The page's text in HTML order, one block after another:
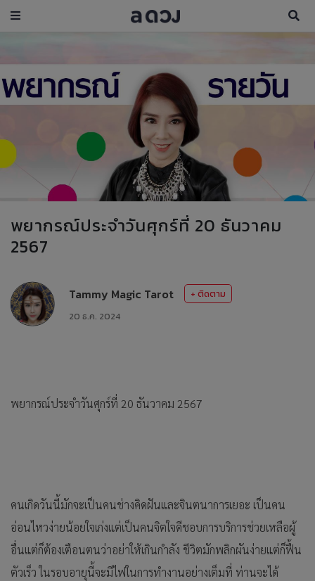
พยากรณ์ประจำวันศุกร์ที่ 20 ธันวาคม
2567
Tammy Magic Tarot
+ ติดตาม
20 ธ.ค. 2024
พยากรณ์ประจำวันศุกร์ที่ 20 ธันวาคม 2567
คนเกิดวันนี้มักจะเป็นคนช่างคิดฝันและจินตนาการเยอะ เป็นคน
อ่อนไหวง่ายน้อยใจเก่งแต่เป็นคนจิตใจดีชอบการบริการช่วยเหลือผู้
อื่นแต่ก็ต้องเตือนตนว่าอย่าให้เกินกำลัง ชีวิตมักพลิกผันง่ายแต่ก็ฟื้น
ตัวเร็ว ในรอบอายุนี้จะมีไฟในการทำงานอย่างเต็มที่ ท่านจะได้